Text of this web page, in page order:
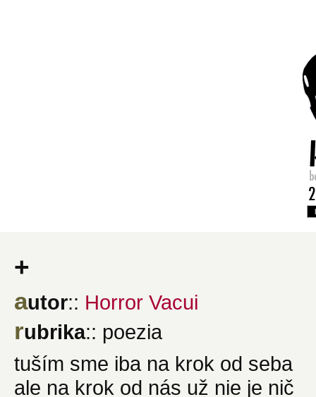
+
autor:: Horror Vacui
rubrika:: poezia
tuším sme iba na krok od seba
ale na krok od nás už nie je nič